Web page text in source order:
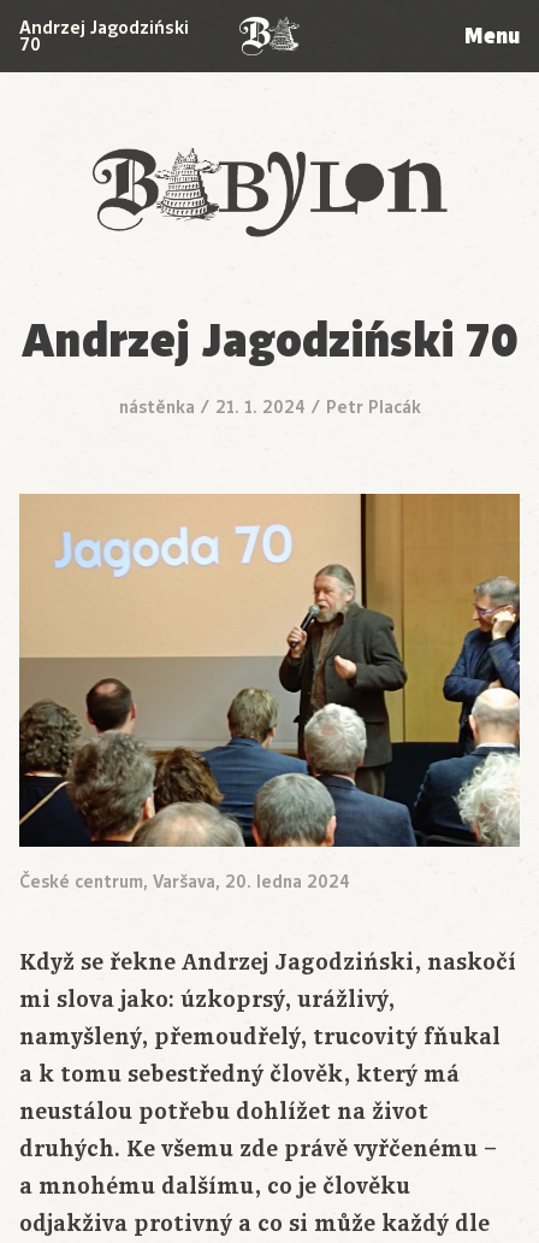
Babylon
Andrzej Jagodziński
70 Menu
Andrzej Jagodziński 70
nástěnka / 21. 1. 2024 / Petr Placák
České centrum, Varšava, 20. ledna 2024
Když se řekne Andrzej Jagodziński, naskočí
mi slova jako: úzkoprsý, urážlivý,
namyšlený, přemoudřelý, trucovitý fňukal
a k tomu sebestředný člověk, který má
neustálou potřebu dohlížet na život
druhých. Ke všemu zde právě vyřčenému –
a mnohému dalšímu, co je člověku
odjakživa protivný a co si může každý dle